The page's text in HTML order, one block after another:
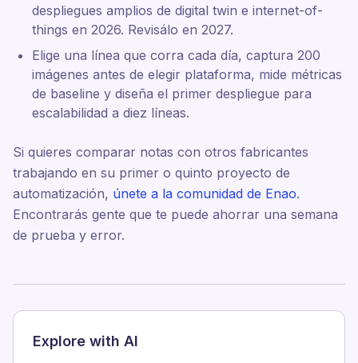
despliegues amplios de digital twin e internet-of-
things en 2026. Revisálo en 2027.
Elige una línea que corra cada día, captura 200
imágenes antes de elegir plataforma, mide métricas
de baseline y diseña el primer despliegue para
escalabilidad a diez líneas.
Si quieres comparar notas con otros fabricantes
trabajando en su primer o quinto proyecto de
automatización, únete a la comunidad de Enao.
Encontrarás gente que te puede ahorrar una semana
de prueba y error.
Explore with AI